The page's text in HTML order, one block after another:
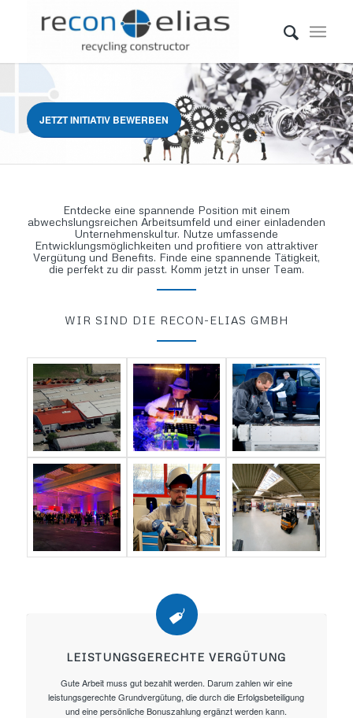
JETZT INITIATIV BEWERBEN
Entdecke eine spannende Position mit einem
abwechslungsreichen Arbeitsumfeld und einer einladenden
Unternehmenskultur. Nutze umfassende
Entwicklungsmöglichkeiten und profitiere von attraktiver
Vergütung und Benefits. Finde eine spannende Tätigkeit,
die perfekt zu dir passt. Komm jetzt in unser Team.
WIR SIND DIE RECON-ELIAS GMBH
LEISTUNGSGERECHTE VERGÜTUNG
Gute Arbeit muss gut bezahlt werden. Darum zahlen wir eine
leistungsgerechte Grundvergütung, die durch die Erfolgsbeteiligung
und eine persönliche Bonuszahlung ergänzt werden kann.